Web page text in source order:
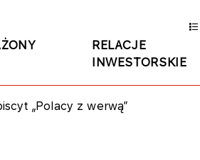
RELACJE
INWESTORSKIE
„Polacy z werwą”